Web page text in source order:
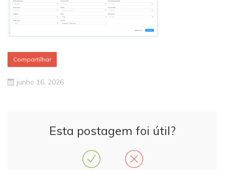
Compartilhar
junho 16, 2026
Esta postagem foi útil?